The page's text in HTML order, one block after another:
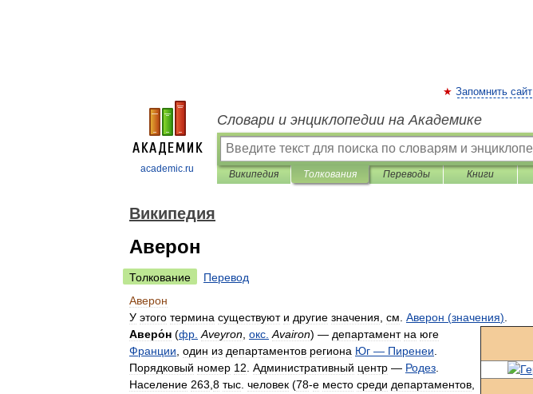
academic.ru
Запомнить сайт
Словари и энциклопедии на Академике
Википедия Толкования Переводы Книги
Википедия
Аверон
Толкование
Перевод
Аверон
У этого термина существуют и другие значения см Аверон (значения)
Аверо́н (фр Aveyron окс Avairon) — департамент на юге
Франции один из департаментов региона Юг — Пиренеи
Порядковый номер 12 Административный центр — Родез
Население 263 8 тыс человек (78-е место среди департаментов